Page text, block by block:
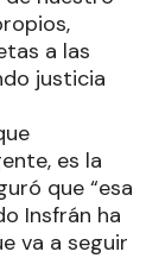
a las
justicia
es la
que “esa
Insfrán ha
va a seguir